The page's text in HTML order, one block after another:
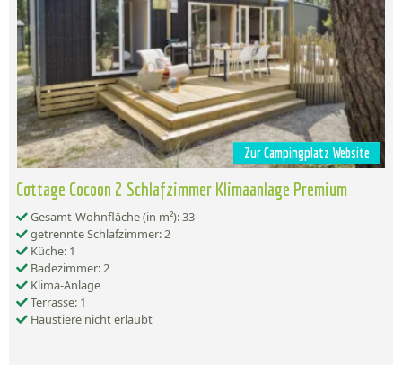
Zur Campingplatz Website
Cottage Cocoon 2 Schlafzimmer Klimaanlage Premium
Gesamt-Wohnfläche (in m²): 33
getrennte Schlafzimmer: 2
Küche: 1
Badezimmer: 2
Klima-Anlage
Terrasse: 1
Haustiere nicht erlaubt